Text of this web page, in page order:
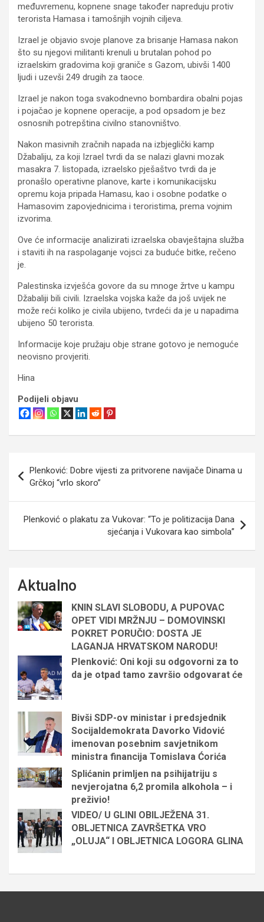
međuvremenu, kopnene snage također napreduju protiv
terorista Hamasa i tamošnjih vojnih ciljeva.
Izrael je objavio svoje planove za brisanje Hamasa nakon
što su njegovi militanti krenuli u brutalan pohod po
izraelskim gradovima koji graniče s Gazom, ubivši 1400
ljudi i uzevši 249 drugih za taoce.
Izrael je nakon toga svakodnevno bombardira obalni pojas
i pojačao je kopnene operacije, a pod opsadom je bez
osnosnih potrepština civilno stanovništvo.
Nakon masivnih zračnih napada na izbjeglički kamp
Džabaliju, za koji Izrael tvrdi da se nalazi glavni mozak
masakra 7. listopada, izraelsko pješaštvo tvrdi da je
pronašlo operativne planove, karte i komunikacijsku
opremu koja pripada Hamasu, kao i osobne podatke o
Hamasovim zapovjednicima i teroristima, prema vojnim
izvorima.
Ove će informacije analizirati izraelska obavještajna služba
i staviti ih na raspolaganje vojsci za buduće bitke, rečeno
je.
Palestinska izvješća govore da su mnoge žrtve u kampu
Džabaliji bili civili. Izraelska vojska kaže da još uvijek ne
može reći koliko je civila ubijeno, tvrdeći da je u napadima
ubijeno 50 terorista.
Informacije koje pružaju obje strane gotovo je nemoguće
neovisno provjeriti.
Hina
Podijeli objavu
objava
Plenković: Dobre vijesti za pritvorene navijače Dinama u
Grčkoj “vrlo skoro”
Plenković o plakatu za Vukovar: “To je politizacija Dana
sjećanja i Vukovara kao simbola”
Aktualno
KNIN SLAVI SLOBODU, A PUPOVAC
OPET VIDI MRŽNJU – DOMOVINSKI
POKRET PORUČIO: DOSTA JE
LAGANJA HRVATSKOM NARODU!
Plenković: Oni koji su odgovorni za to
da je otpad tamo završio odgovarat će
Bivši SDP-ov ministar i predsjednik
Socijaldemokrata Davorko Vidović
imenovan posebnim savjetnikom
ministra financija Tomislava Ćorića
Splićanin primljen na psihijatriju s
nevjerojatna 6,2 promila alkohola – i
preživio!
VIDEO/ U GLINI OBILJEŽENA 31.
OBLJETNICA ZAVRŠETKA VRO
„OLUJA“ I OBLJETNICA LOGORA GLINA